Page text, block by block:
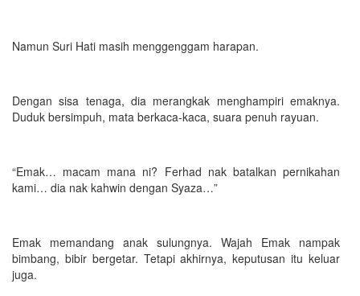
Namun Suri Hati masih menggenggam harapan.
Dengan sisa tenaga, dia merangkak menghampiri emaknya.
Duduk bersimpuh, mata berkaca-kaca, suara penuh rayuan.
“Emak… macam mana ni? Ferhad nak batalkan pernikahan
kami… dia nak kahwin dengan Syaza…”
Emak memandang anak sulungnya. Wajah Emak nampak
bimbang, bibir bergetar. Tetapi akhirnya, keputusan itu keluar
juga.